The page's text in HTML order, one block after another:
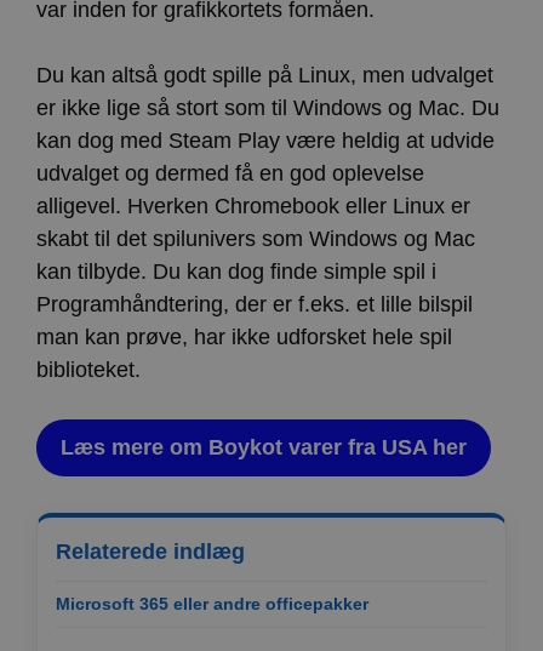
var inden for grafikkortets formåen.
Du kan altså godt spille på Linux, men udvalget
er ikke lige så stort som til Windows og Mac. Du
kan dog med Steam Play være heldig at udvide
udvalget og dermed få en god oplevelse
alligevel. Hverken Chromebook eller Linux er
skabt til det spilunivers som Windows og Mac
kan tilbyde. Du kan dog finde simple spil i
Programhåndtering, der er f.eks. et lille bilspil
man kan prøve, har ikke udforsket hele spil
biblioteket.
Læs mere om Boykot varer fra USA her
Relaterede indlæg
Microsoft 365 eller andre officepakker